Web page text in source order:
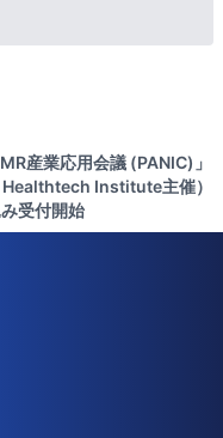
産業応用会議 (PANIC)」
Institute主催）
受付開始